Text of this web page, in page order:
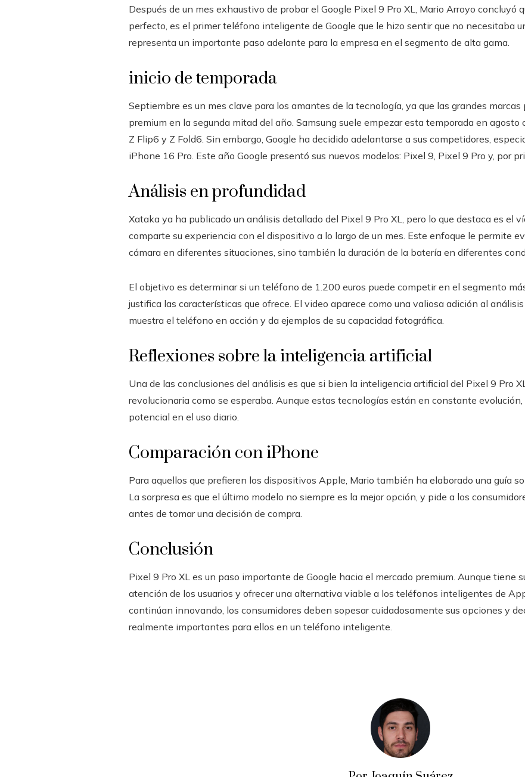
Después de un mes exhaustivo de probar el Google Pixel 9 Pro XL, Mario Arroyo concluyó
perfecto, es el primer teléfono inteligente de Google que le hizo sentir que no necesitaba
representa un importante paso adelante para la empresa en el segmento de alta gama.
inicio de temporada
Septiembre es un mes clave para los amantes de la tecnología, ya que las grandes
premium en la segunda mitad del año. Samsung suele empezar esta temporada en
Z Flip6 y Z Fold6. Sin embargo, Google ha decidido adelantarse a sus competidores,
iPhone 16 Pro. Este año Google presentó sus nuevos modelos: Pixel 9, Pixel 9 Pro y, por
Análisis en profundidad
Xataka ya ha publicado un análisis detallado del Pixel 9 Pro XL, pero lo que destaca es el
comparte su experiencia con el dispositivo a lo largo de un mes. Este enfoque le permite
cámara en diferentes situaciones, sino también la duración de la batería en diferentes
El objetivo es determinar si un teléfono de 1.200 euros puede competir en el segmento
justifica las características que ofrece. El video aparece como una valiosa adición al
muestra el teléfono en acción y da ejemplos de su capacidad fotográfica.
Reflexiones sobre la inteligencia artificial
Una de las conclusiones del análisis es que si bien la inteligencia artificial del Pixel 9 Pro
revolucionaria como se esperaba. Aunque estas tecnologías están en constante
potencial en el uso diario.
Comparación con iPhone
Para aquellos que prefieren los dispositivos Apple, Mario también ha elaborado una guía
La sorpresa es que el último modelo no siempre es la mejor opción, y pide a los
antes de tomar una decisión de compra.
Conclusión
Pixel 9 Pro XL es un paso importante de Google hacia el mercado premium. Aunque tiene
atención de los usuarios y ofrecer una alternativa viable a los teléfonos inteligentes de
continúan innovando, los consumidores deben sopesar cuidadosamente sus opciones y
realmente importantes para ellos en un teléfono inteligente.